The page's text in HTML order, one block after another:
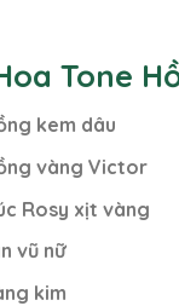
Tone
kem dâu
vàng Victor
Rosy xịt vàng
vũ nữ
kim